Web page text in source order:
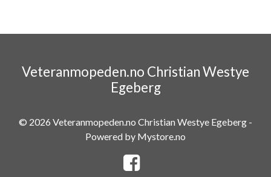
Veteranmopeden.no Christian Westye
Egeberg
© 2026 Veteranmopeden.no Christian Westye Egeberg -
Powered by Mystore.no